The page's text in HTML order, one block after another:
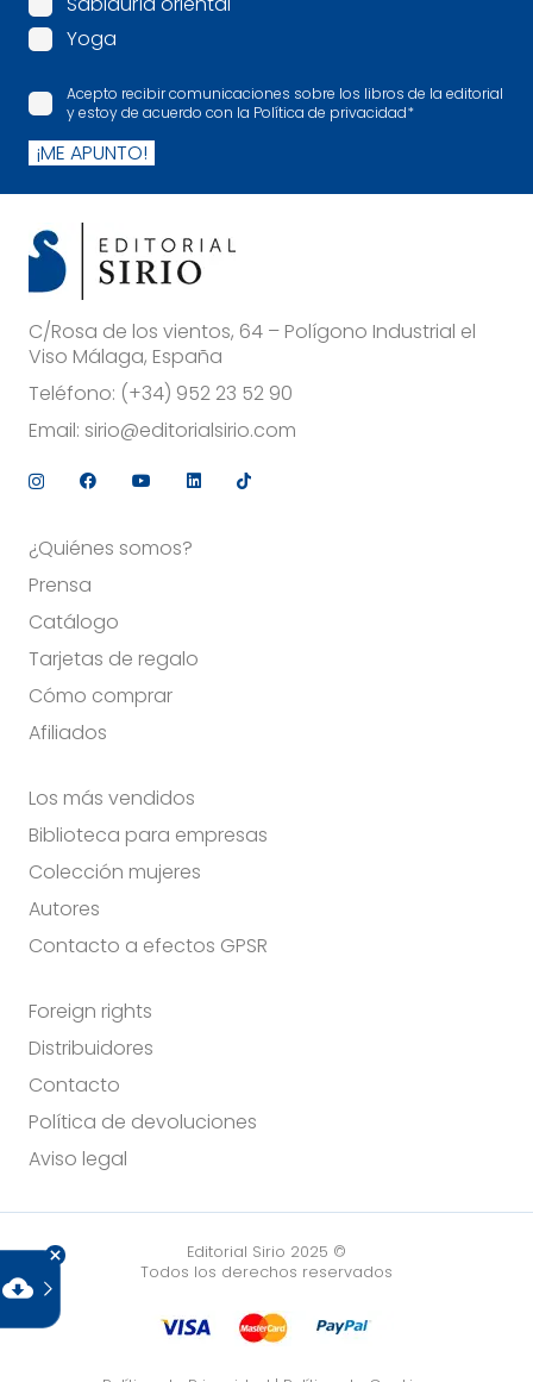
Yoga
Acepto recibir comunicaciones sobre los libros de la editorial
y estoy de acuerdo con la Política de privacidad*
¡ME APUNTO!
C/Rosa de los vientos, 64 – Polígono Industrial el
Viso Málaga, España
Teléfono: (+34) 952 23 52 90
Email: sirio@editorialsirio.com
cloud_download
¿Quiénes somos?
Prensa
Catálogo
Tarjetas de regalo
Cómo comprar
Afiliados
Los más vendidos
Biblioteca para empresas
Colección mujeres
Autores
Contacto a efectos GPSR
Foreign rights
Distribuidores
Contacto
Política de devoluciones
Aviso legal
Editorial Sirio 2025 ©
Todos los derechos reservados